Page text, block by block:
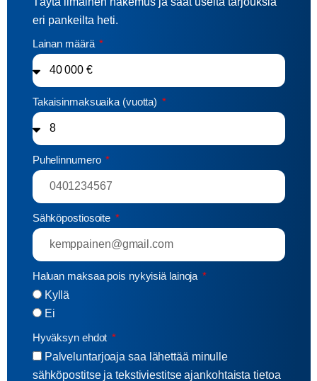
eri pankeilta heti.
Lainan määrä
Takaisinmaksuaika (vuotta)
Puhelinnumero
Sähköpostiosoite
Haluan maksaa pois nykyisiä lainoja
Kyllä
Ei
Hyväksyn ehdot
Palveluntarjoaja saa lähettää minulle
sähköpostitse ja tekstiviestitse ajankohtaista tietoa